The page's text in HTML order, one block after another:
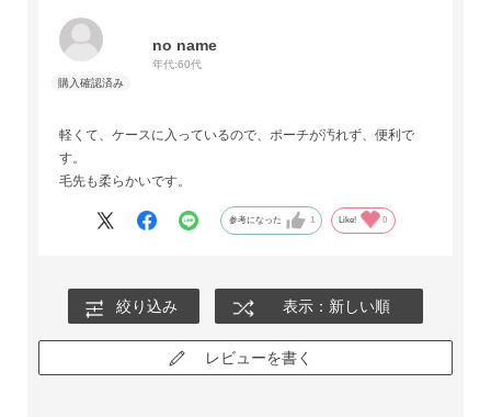
no name
年代:60代
軽くて、ケースに入っているので、ポーチが汚れず、便利で
す。
毛先も柔らかいです。
参考になった 1 Like! 0
絞り込み 表示：新しい順
レビューを書く